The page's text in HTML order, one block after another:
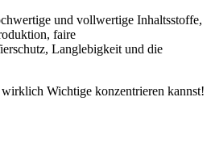
und vollwertige Inhaltsstoffe,
faire
Langlebigkeit und die
Wichtige konzentrieren kannst!